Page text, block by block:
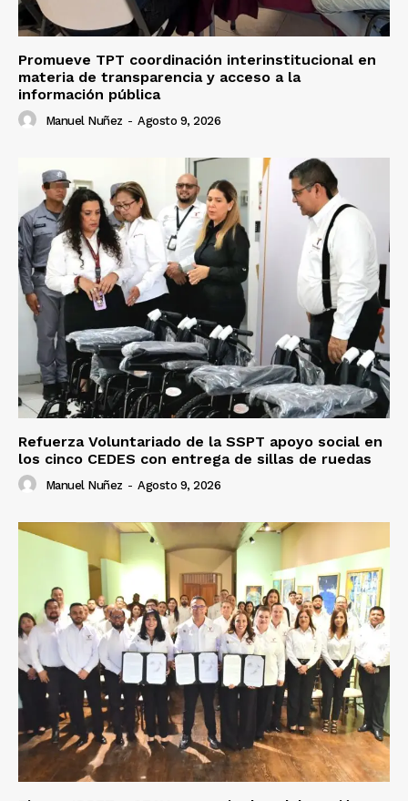
Promueve TPT coordinación interinstitucional en
materia de transparencia y acceso a la
información pública
Manuel Nuñez - Agosto 9, 2026
Refuerza Voluntariado de la SSPT apoyo social en
los cinco CEDES con entrega de sillas de ruedas
Manuel Nuñez - Agosto 9, 2026